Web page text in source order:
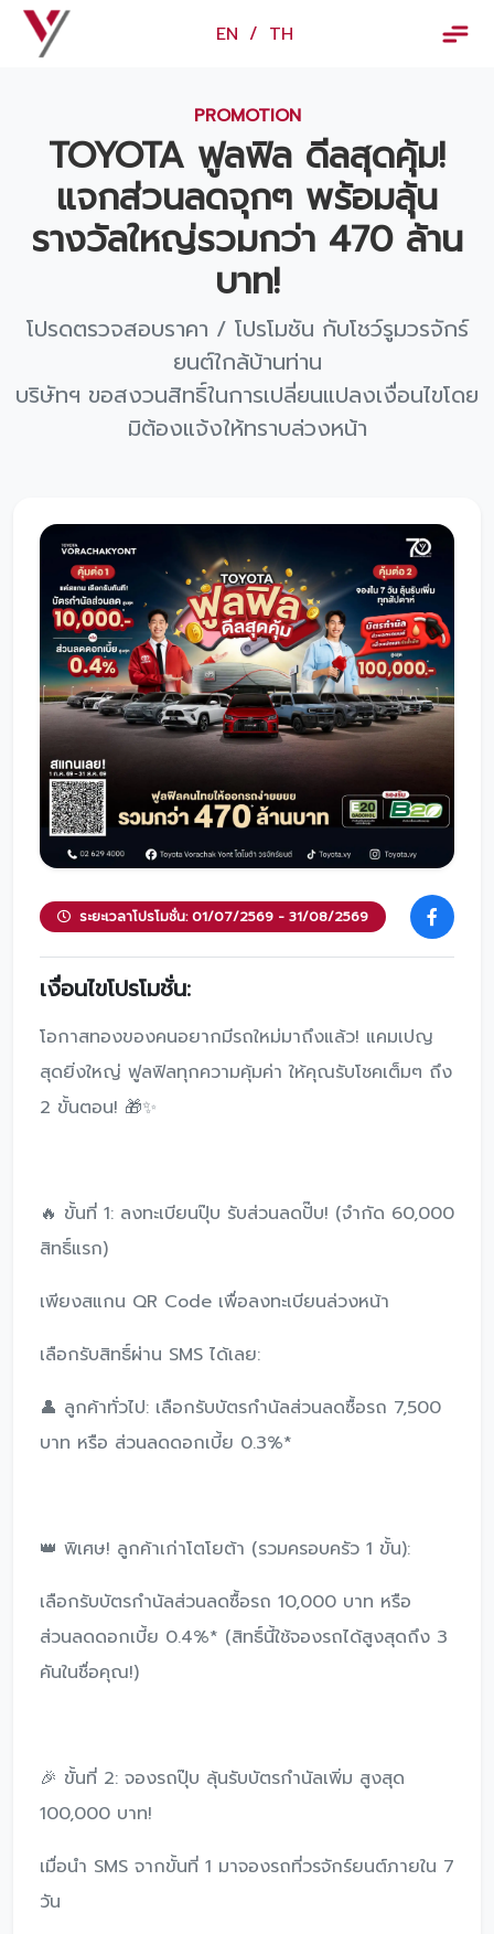
EN / TH ×
เกี่ยวกับเรา
ปฏิทินกิจกรรมและวันหยุด
ศูนย์บริการและอะไหล่
โปรโมชั่น
โปรโมชั่นบริการหลังการขาย
กิจกรรม
สาขาของเรา
ติดต่อเราและนัดหมาย
PROMOTION
TOYOTA ฟูลฟิล ดีลสุดคุ้ม!
แจกส่วนลดจุกๆ พร้อมลุ้น
รางวัลใหญ่รวมกว่า 470 ล้าน
บาท!
โปรดตรวจสอบราคา / โปรโมชัน กับโชว์รูมวรจักร์
ยนต์ใกล้บ้านท่าน
บริษัทฯ ขอสงวนสิทธิ์ในการเปลี่ยนแปลงเงื่อนไขโดย
มิต้องแจ้งให้ทราบล่วงหน้า
ระยะเวลาโปรโมชั่น: 01/07/2569 - 31/08/2569
เงื่อนไขโปรโมชั่น:
โอกาสทองของคนอยากมีรถใหม่มาถึงแล้ว! แคมเปญ
สุดยิ่งใหญ่ ฟูลฟิลทุกความคุ้มค่า ให้คุณรับโชคเต็มๆ ถึง
2 ขั้นตอน! 🎁✨
🔥 ขั้นที่ 1: ลงทะเบียนปุ๊บ รับส่วนลดปั๊บ! (จำกัด 60,000
สิทธิ์แรก)
เพียงสแกน QR Code เพื่อลงทะเบียนล่วงหน้า
เลือกรับสิทธิ์ผ่าน SMS ได้เลย:
👤 ลูกค้าทั่วไป: เลือกรับบัตรกำนัลส่วนลดซื้อรถ 7,500
บาท หรือ ส่วนลดดอกเบี้ย 0.3%*
👑 พิเศษ! ลูกค้าเก่าโตโยต้า (รวมครอบครัว 1 ขั้น):
เลือกรับบัตรกำนัลส่วนลดซื้อรถ 10,000 บาท หรือ
ส่วนลดดอกเบี้ย 0.4%* (สิทธิ์นี้ใช้จองรถได้สูงสุดถึง 3
คันในชื่อคุณ!)
🎉 ขั้นที่ 2: จองรถปุ๊บ ลุ้นรับบัตรกำนัลเพิ่ม สูงสุด
100,000 บาท!
เมื่อนำ SMS จากขั้นที่ 1 มาจองรถที่วรจักร์ยนต์ภายใน 7
วัน